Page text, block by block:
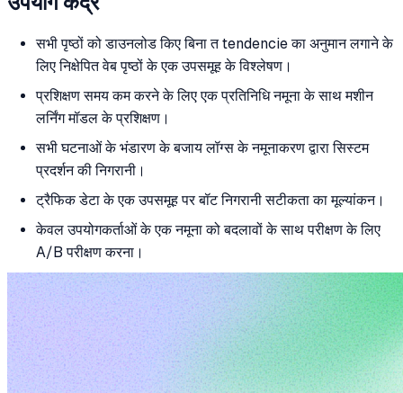
सभी पृष्ठों को डाउनलोड किए बिना त tendencie का अनुमान लगाने के
लिए निक्षेपित वेब पृष्ठों के एक उपसमूह के विश्लेषण।
प्रशिक्षण समय कम करने के लिए एक प्रतिनिधि नमूना के साथ मशीन
लर्निंग मॉडल के प्रशिक्षण।
सभी घटनाओं के भंडारण के बजाय लॉग्स के नमूनाकरण द्वारा सिस्टम
प्रदर्शन की निगरानी।
ट्रैफिक डेटा के एक उपसमूह पर बॉट निगरानी सटीकता का मूल्यांकन।
केवल उपयोगकर्ताओं के एक नमूना को बदलावों के साथ परीक्षण के लिए
A/B परीक्षण करना।